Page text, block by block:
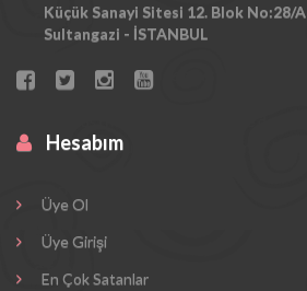
Küçük Sanayi Sitesi 12. Blok No:28/A
Sultangazi - İSTANBUL
Hesabım
Üye Ol
Üye Girişi
En Çok Satanlar